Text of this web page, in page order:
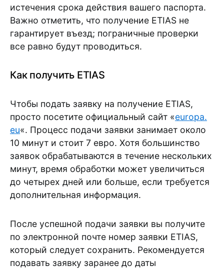
истечения срока действия вашего паспорта.
Важно отметить, что получение ETIAS не
гарантирует въезд; пограничные проверки
все равно будут проводиться.
Как получить ETIAS
Чтобы подать заявку на получение ETIAS,
просто посетите официальный сайт «europa.
eu«. Процесс подачи заявки занимает около
10 минут и стоит 7 евро. Хотя большинство
заявок обрабатываются в течение нескольких
минут, время обработки может увеличиться
до четырех дней или больше, если требуется
дополнительная информация.
После успешной подачи заявки вы получите
по электронной почте номер заявки ETIAS,
который следует сохранить. Рекомендуется
подавать заявку заранее до даты